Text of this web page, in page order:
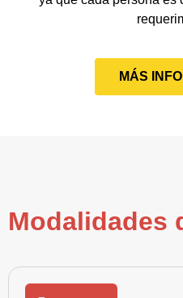
MÁS
Modalidades